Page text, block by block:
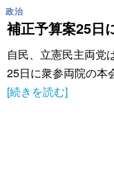
補正予算案25日
政治
自民、立憲民主両党
25日に衆参両院の本
[続きを読む]